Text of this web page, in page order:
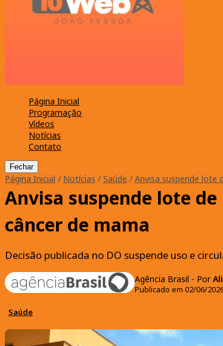
Página Inicial
Programação
Vídeos
Notícias
Contato
Fechar
Página Inicial / Notícias / Saúde / Anvisa suspende lote
Anvisa suspende lote
câncer de mama
Decisão publicada no DO suspende uso e
Agência Brasil - Por
Publicado em 02/06/
Saúde